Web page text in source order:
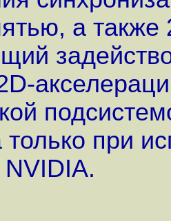
а также
при